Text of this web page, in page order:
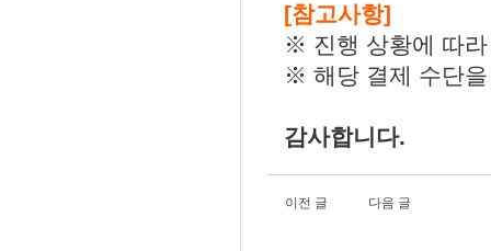
[참고사항]
※ 진행 상황에 따
※ 해당 결제 수단
감사합니다.
이전 글 다음 글